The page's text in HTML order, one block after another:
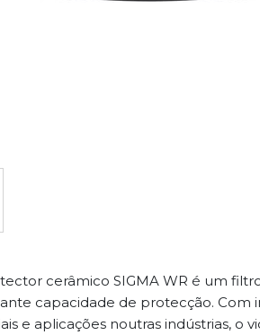
cerâmico SIGMA WR é um
capacidade de protecção. Com
e aplicações noutras indústrias, o